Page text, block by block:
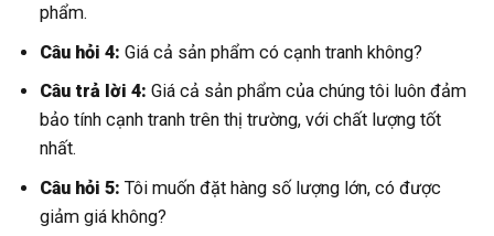
phẩm.
Câu hỏi 4: Giá cả sản phẩm có cạnh tranh không?
Câu trả lời 4: Giá cả sản phẩm của chúng tôi luôn đảm
bảo tính cạnh tranh trên thị trường, với chất lượng tốt
nhất.
Câu hỏi 5: Tôi muốn đặt hàng số lượng lớn, có được
giảm giá không?